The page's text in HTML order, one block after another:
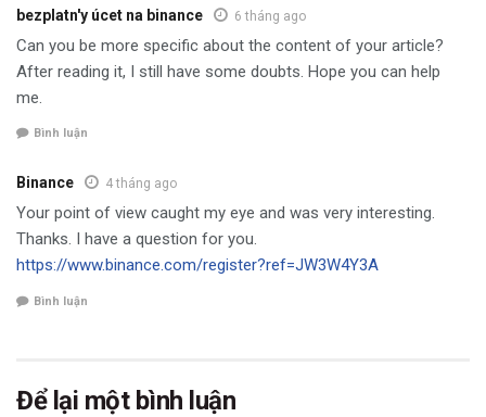
bezplatn'y úcet na binance 6 tháng ago
Can you be more specific about the content of your article?
After reading it, I still have some doubts. Hope you can help
me.
Bình luận
Binance 4 tháng ago
Your point of view caught my eye and was very interesting.
Thanks. I have a question for you.
https://www.binance.com/register?ref=JW3W4Y3A
Bình luận
Để lại một bình luận